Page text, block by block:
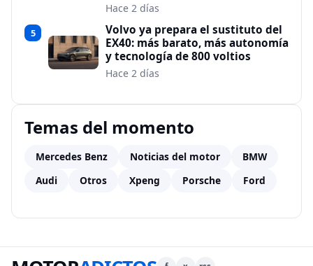
Hace 2 días
5
Volvo ya prepara el sustituto del
EX40: más barato, más autonomía
y tecnología de 800 voltios
Hace 2 días
Temas del momento
Mercedes Benz Noticias del motor
BMW
Audi
Otros Xpeng Porsche Ford